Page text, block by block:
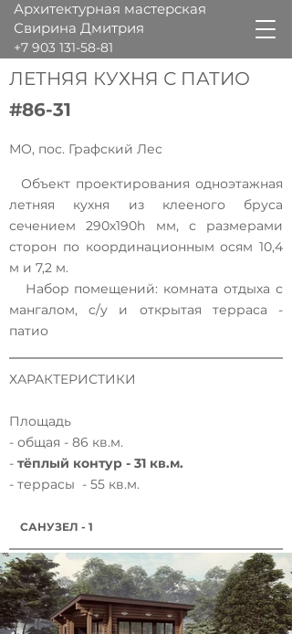
Архитектурная мастерская
Свирина Дмитрия
+7 903 131-58-81
ЛЕТНЯЯ КУХНЯ С ПАТИО
#86-31
МО, пос. Графский Лес
Объект проектирования одноэтажная
летняя кухня из клееного бруса
сечением 290х190h мм, с размерами
сторон по координационным осям 10,4
м и 7,2 м.
Набор помещений: комната отдыха с
мангалом, с/у и открытая терраса -
патио
ХАРАКТЕРИСТИКИ
Площадь
- общая - 86 кв.м.
- тёплый контур - 31 кв.м.
- террасы - 55 кв.м.
САНУЗЕЛ - 1